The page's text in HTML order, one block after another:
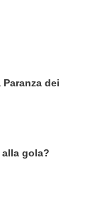
dei
gola?